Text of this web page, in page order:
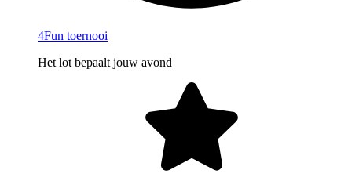
4Fun toernooi
Het lot bepaalt jouw avond